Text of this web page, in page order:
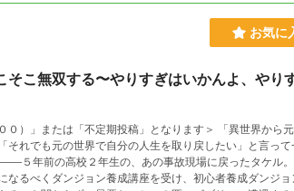
お気に
こ無双する〜やりすぎはいかんよ、やり
期投稿」となります＞ 「異世界から元の世界に戻るとレベ
れでも元の世界で自分の人生を取り戻したい」と言って
べくダンジョン養成講座を受け、初心者養成ダンジョンに入